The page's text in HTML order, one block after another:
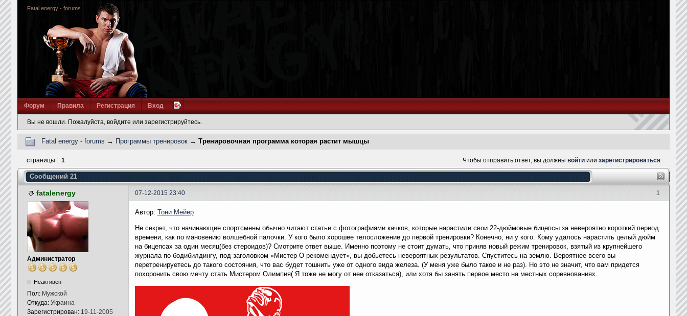
Fatal energy - forums
Форум Правила Регистрация Вход
Вы не вошли. Пожалуйста, войдите или зарегистрируйтесь.
Fatal energy - forums → Программы тренировок → Тренировочная программа которая растит мышцы
страницы 1 Чтобы отправить ответ, вы должнывойти илизарегистрироваться
Сообщений 21
1
fatalenergy 07-12-2015 23:40
Администратор
Неактивен
Пол: Мужской
Откуда: Украина
Зарегистрирован: 19-11-2005
Автор: Тони Мейер
Не секрет, что начинающие спортсмены обычно читают статьи с фотографиями качков, которые нарастили свои 22-дюймовые бицепсы за невероятно короткий период
времени, как по мановению волшебной палочки. У кого было хорошее телосложение до первой тренировки? Конечно, ни у кого. Кому удалось нарастить целый дюйм
на бицепсах за один месяц(без стероидов)? Смотрите ответ выше. Именно поэтому не стоит думать, что приняв новый режим тренировок, взятый из крупнейшего
журнала по бодибилдингу, под заголовком «Мистер О рекомендует», вы добьетесь невероятных результатов. Спуститесь на землю. Вероятнее всего вы
перетренируетесь до такого состояния, что вас будет тошнить уже от одного вида железа. (У меня уже было такое и не раз). Но это не значит, что вам придется
похоронить свою мечту стать Мистером Олимпия( Я тоже не могу от нее отказаться), или хотя бы занять первое место на местных соревнованиях.